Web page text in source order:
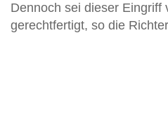
Dennoch sei dieser Eingriff
gerechtfertigt, so die